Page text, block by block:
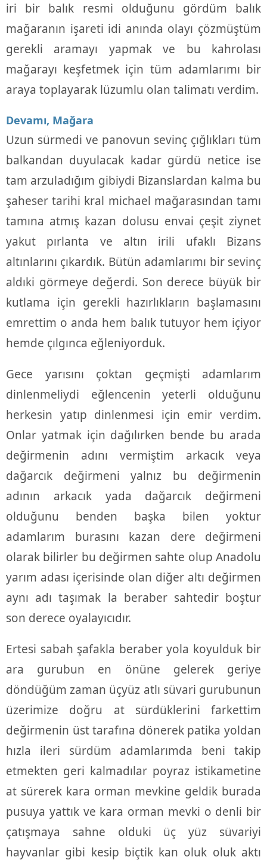
iri bir balık resmi olduğunu gördüm balık
mağaranın işareti idi anında olayı çözmüştüm
gerekli aramayı yapmak ve bu kahrolası
mağarayı keşfetmek için tüm adamlarımı bir
araya toplayarak lüzumlu olan talimatı verdim.
Devamı, Mağara
Uzun sürmedi ve panovun sevinç çığlıkları tüm
balkandan duyulacak kadar gürdü netice ise
tam arzuladığım gibiydi Bizanslardan kalma bu
şaheser tarihi kral michael mağarasından tamı
tamına atmış kazan dolusu envai çeşit ziynet
yakut pırlanta ve altın irili ufaklı Bizans
altınlarını çıkardık. Bütün adamlarımı bir sevinç
aldıki görmeye değerdi. Son derece büyük bir
kutlama için gerekli hazırlıkların başlamasını
emrettim o anda hem balık tutuyor hem içiyor
hemde çılgınca eğleniyorduk.
Gece yarısını çoktan geçmişti adamlarım
dinlenmeliydi eğlencenin yeterli olduğunu
herkesin yatıp dinlenmesi için emir verdim.
Onlar yatmak için dağılırken bende bu arada
değirmenin adını vermiştim arkacık veya
dağarcık değirmeni yalnız bu değirmenin
adının arkacık yada dağarcık değirmeni
olduğunu benden başka bilen yoktur
adamlarım burasını kazan dere değirmeni
olarak bilirler bu değirmen sahte olup Anadolu
yarım adası içerisinde olan diğer altı değirmen
aynı adı taşımak la beraber sahtedir boştur
son derece oyalayıcıdır.
Ertesi sabah şafakla beraber yola koyulduk bir
ara gurubun en önüne gelerek geriye
döndüğüm zaman üçyüz atlı süvari gurubunun
üzerimize doğru at sürdüklerini farkettim
değirmenin üst tarafına dönerek patika yoldan
hızla ileri sürdüm adamlarımda beni takip
etmekten geri kalmadılar poyraz istikametine
at sürerek kara orman mevkine geldik burada
pusuya yattık ve kara orman mevki o denli bir
çatışmaya sahne olduki üç yüz süvariyi
hayvanlar gibi kesip biçtik kan oluk oluk aktı